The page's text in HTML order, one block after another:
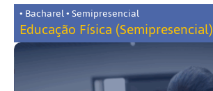
• Bacharel • Semipresencial
Educação Física (Semipresencial)